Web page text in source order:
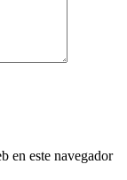
en este navegador